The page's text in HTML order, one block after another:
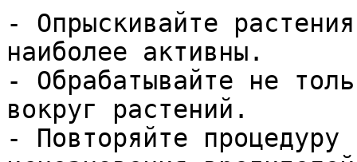
- Опрыскивайте
наиболее активны.
- Обрабатывайте не
вокруг растений.
- Повторяйте